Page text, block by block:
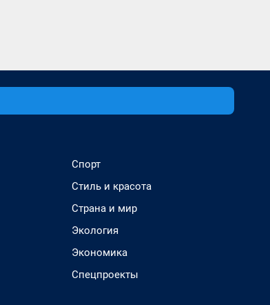
Спорт
Стиль и красота
Страна и мир
Экология
Экономика
Спецпроекты